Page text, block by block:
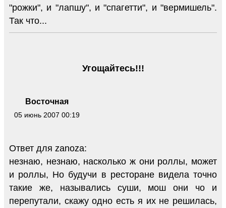
"рожки", и "лапшу", и "спагетти", и "вермишель".
Так что...
Восточная
05 июнь 2007 00:19
Угощайтесь!!!
Ответ для zanoza:
незнаю, незнаю, насколько ж они роллы, может
и роллы, Но будучи в ресторане видела точно
такие же, назывались суши, мош они чо и
перепутали, скажу одно есть я их не решилась,